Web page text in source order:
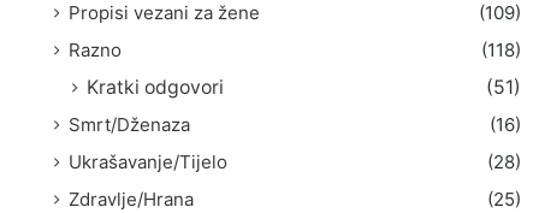
Propisi vezani za žene
(109)
Razno
(118)
Kratki odgovori
(51)
Smrt/Dženaza
(16)
Ukrašavanje/Tijelo
(28)
Zdravlje/Hrana
(25)